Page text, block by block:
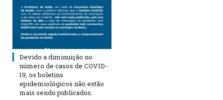
Devido a diminuição no
número de casos de COVID-
19, os boletins
epidemiológicos não estão
mais sendo publicados.